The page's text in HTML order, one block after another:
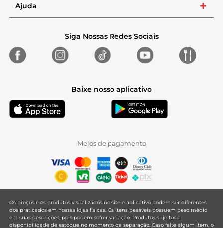
Ajuda +
Siga Nossas Redes Sociais
Baixe nosso aplicativo
Meios de pagamento
Os preços e os produtos visualizados no site e aplicativo podem ser diferentes
dos praticados em nossas lojas físicas. Os itens pesáveis possuem peso médio
em suas descrições, pois podem sofrer variação. Produtos sujeitos à
disponibilidade de estoque no momento da separação. Caso falte algum item, o